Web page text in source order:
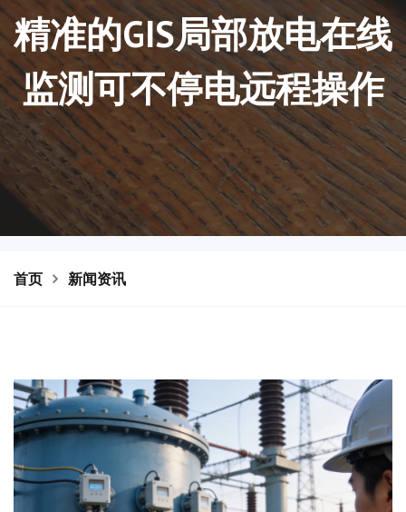
精准的GIS局部放电在线
监测可不停电远程操作
首页 新闻资讯